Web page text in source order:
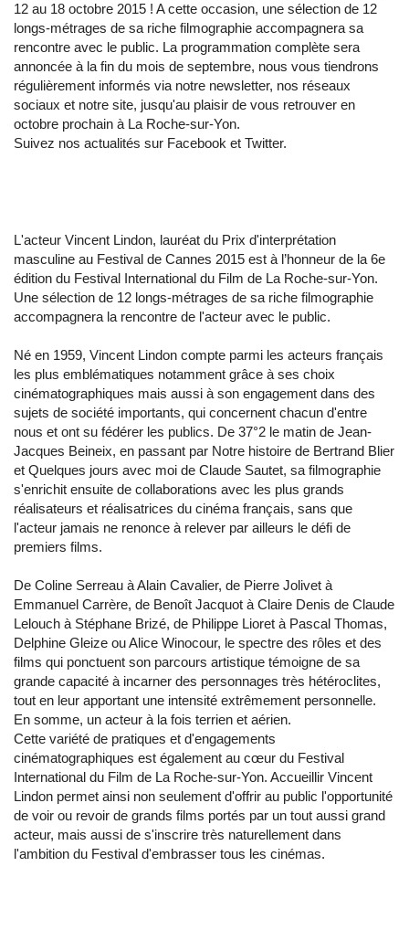
12 au 18 octobre 2015 ! A cette occasion, une sélection de 12
longs-métrages de sa riche filmographie accompagnera sa
rencontre avec le public. La programmation complète sera
annoncée à la fin du mois de septembre, nous vous tiendrons
régulièrement informés via notre newsletter, nos réseaux
sociaux et notre site, jusqu'au plaisir de vous retrouver en
octobre prochain à La Roche-sur-Yon.
Suivez nos actualités sur Facebook et Twitter.
L'acteur Vincent Lindon, lauréat du Prix d'interprétation
masculine au Festival de Cannes 2015 est à l’honneur de la 6e
édition du Festival International du Film de La Roche-sur-Yon.
Une sélection de 12 longs-métrages de sa riche filmographie
accompagnera la rencontre de l'acteur avec le public.
Né en 1959, Vincent Lindon compte parmi les acteurs français
les plus emblématiques notamment grâce à ses choix
cinématographiques mais aussi à son engagement dans des
sujets de société importants, qui concernent chacun d'entre
nous et ont su fédérer les publics. De 37°2 le matin de Jean-
Jacques Beineix, en passant par Notre histoire de Bertrand Blier
et Quelques jours avec moi de Claude Sautet, sa filmographie
s'enrichit ensuite de collaborations avec les plus grands
réalisateurs et réalisatrices du cinéma français, sans que
l'acteur jamais ne renonce à relever par ailleurs le défi de
premiers films.
De Coline Serreau à Alain Cavalier, de Pierre Jolivet à
Emmanuel Carrère, de Benoît Jacquot à Claire Denis de Claude
Lelouch à Stéphane Brizé, de Philippe Lioret à Pascal Thomas,
Delphine Gleize ou Alice Winocour, le spectre des rôles et des
films qui ponctuent son parcours artistique témoigne de sa
grande capacité à incarner des personnages très hétéroclites,
tout en leur apportant une intensité extrêmement personnelle.
En somme, un acteur à la fois terrien et aérien.
Cette variété de pratiques et d'engagements
cinématographiques est également au cœur du Festival
International du Film de La Roche-sur-Yon. Accueillir Vincent
Lindon permet ainsi non seulement d'offrir au public l'opportunité
de voir ou revoir de grands films portés par un tout aussi grand
acteur, mais aussi de s'inscrire très naturellement dans
l'ambition du Festival d'embrasser tous les cinémas.